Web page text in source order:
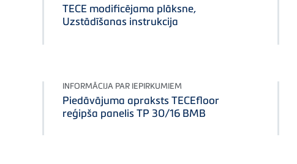
TECE modificējama plāksne,
Uzstādīšanas instrukcija
INFORMĀCIJA PAR IEPIRKUMIEM
Piedāvājuma apraksts TECEfloor
reģipša panelis TP 30/16 BMB